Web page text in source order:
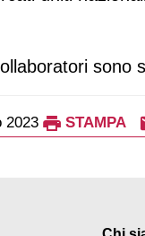
sono
2023 STAMPA
la stagione del kiwi